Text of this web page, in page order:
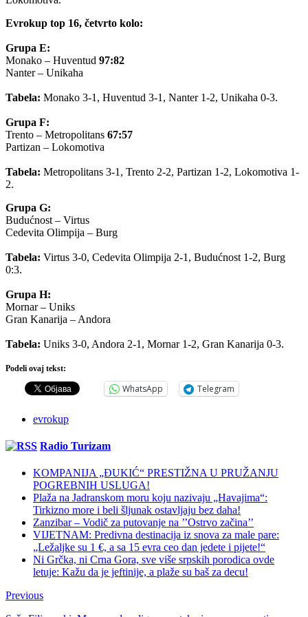
Evrokup top 16, četvrto kolo:
Grupa E:
Monako – Huventud 97:82
Nanter – Unikaha
Tabela: Monako 3-1, Huventud 3-1, Nanter 1-2, Unikaha 0-3.
Grupa F:
Trento – Metropolitans 67:57
Partizan – Lokomotiva
Tabela: Metropolitans 3-1, Trento 2-2, Partizan 1-2, Lokomotiva 1-
2.
Grupa G:
Budućnost – Virtus
Cedevita Olimpija – Burg
Tabela: Virtus 3-0, Cedevita Olimpija 2-1, Budućnost 1-2, Burg
0:3.
Grupa H:
Mornar – Uniks
Gran Kanarija – Andora
Tabela: Uniks 3-0, Andora 2-1, Mornar 1-2, Gran Kanarija 0-3.
Podeli ovaj tekst:
WhatsApp Telegram
evrokup
Radio Turizam
KOMPANIJA „ĐUKIĆ“ PRESTIŽNA U PRUŽANJU
POGREBNIH USLUGA!
Plaža na Jadranskom moru koju nazivaju „Havajima“:
Tirkizno more i beli šljunak ostavljaju bez daha!
Zanzibar – Vodič za putovanje na ’’Ostrvo začina’’
VIJETNAM: Predivna destinacija iz snova za male pare:
„Ležaljke su 1 €, a sa 15 evra ceo dan jedete i pijete!“
Ni Grčka, ni Crna Gora, sve više srpskih porodica ovde
letuje: Kažu da je jeftinije, a plaže su baš za decu!
Previous